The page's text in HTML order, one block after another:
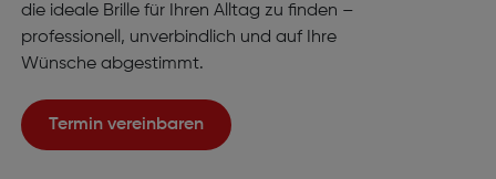
die ideale Brille für Ihren Alltag zu finden –
professionell, unverbindlich und auf Ihre
Wünsche abgestimmt.
Termin vereinbaren